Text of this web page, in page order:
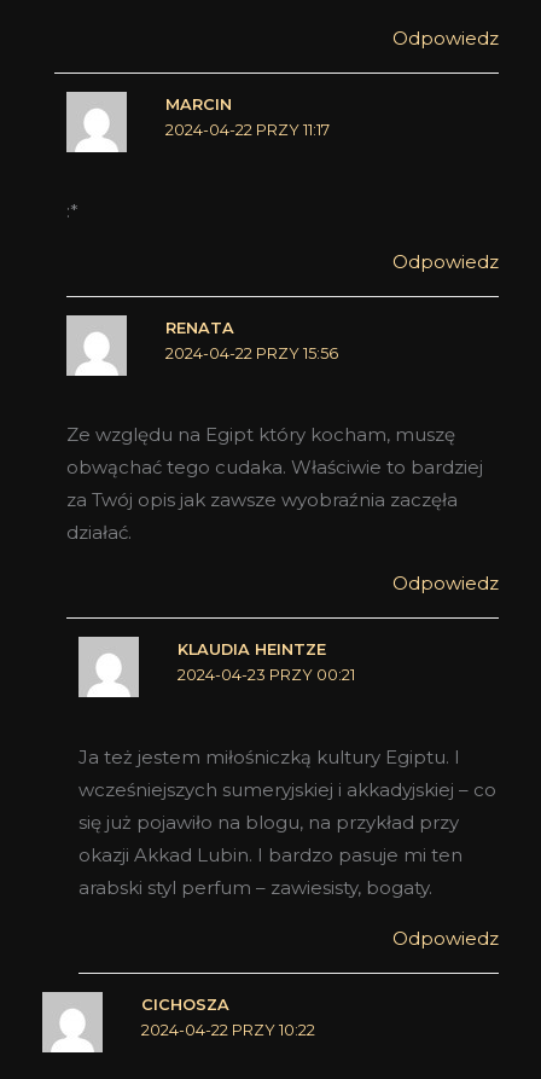
Odpowiedz
MARCIN
2024-04-22 PRZY 11:17
:*
Odpowiedz
RENATA
2024-04-22 PRZY 15:56
Ze względu na Egipt który kocham, muszę
obwąchać tego cudaka. Właściwie to bardziej
za Twój opis jak zawsze wyobraźnia zaczęła
działać.
Odpowiedz
KLAUDIA HEINTZE
2024-04-23 PRZY 00:21
Ja też jestem miłośniczką kultury Egiptu. I
wcześniejszych sumeryjskiej i akkadyjskiej – co
się już pojawiło na blogu, na przykład przy
okazji Akkad Lubin. I bardzo pasuje mi ten
arabski styl perfum – zawiesisty, bogaty.
Odpowiedz
CICHOSZA
2024-04-22 PRZY 10:22